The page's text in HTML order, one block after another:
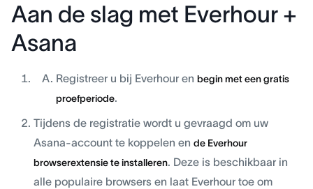
Aan de slag met Everhour +
Asana
Registreer u bij Everhour en begin met een gratis
proefperiode
Tijdens de registratie wordt u gevraagd om uw
Asana-account te koppelen en de Everhour
browserextensie te installeren . Deze is beschikbaar in
alle populaire browsers en laat Everhour toe om